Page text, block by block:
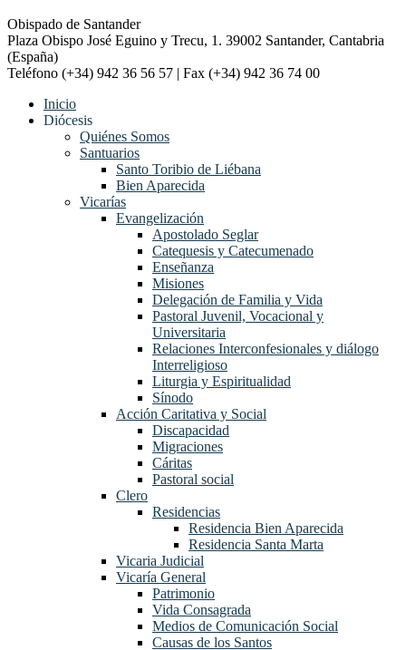
Obispado de Santander
Plaza Obispo José Eguino y Trecu, 1. 39002 Santander, Cantabria
(España)
Teléfono (+34) 942 36 56 57 | Fax (+34) 942 36 74 00
Inicio
Diócesis
Quiénes Somos
Santuarios
Santo Toribio de Liébana
Bien Aparecida
Vicarías
Evangelización
Apostolado Seglar
Catequesis y Catecumenado
Enseñanza
Misiones
Delegación de Familia y Vida
Pastoral Juvenil, Vocacional y
Universitaria
Relaciones Interconfesionales y diálogo
Interreligioso
Liturgia y Espiritualidad
Sínodo
Acción Caritativa y Social
Discapacidad
Migraciones
Cáritas
Pastoral social
Clero
Residencias
Residencia Bien Aparecida
Residencia Santa Marta
Vicaria Judicial
Vicaría General
Patrimonio
Vida Consagrada
Medios de Comunicación Social
Causas de los Santos